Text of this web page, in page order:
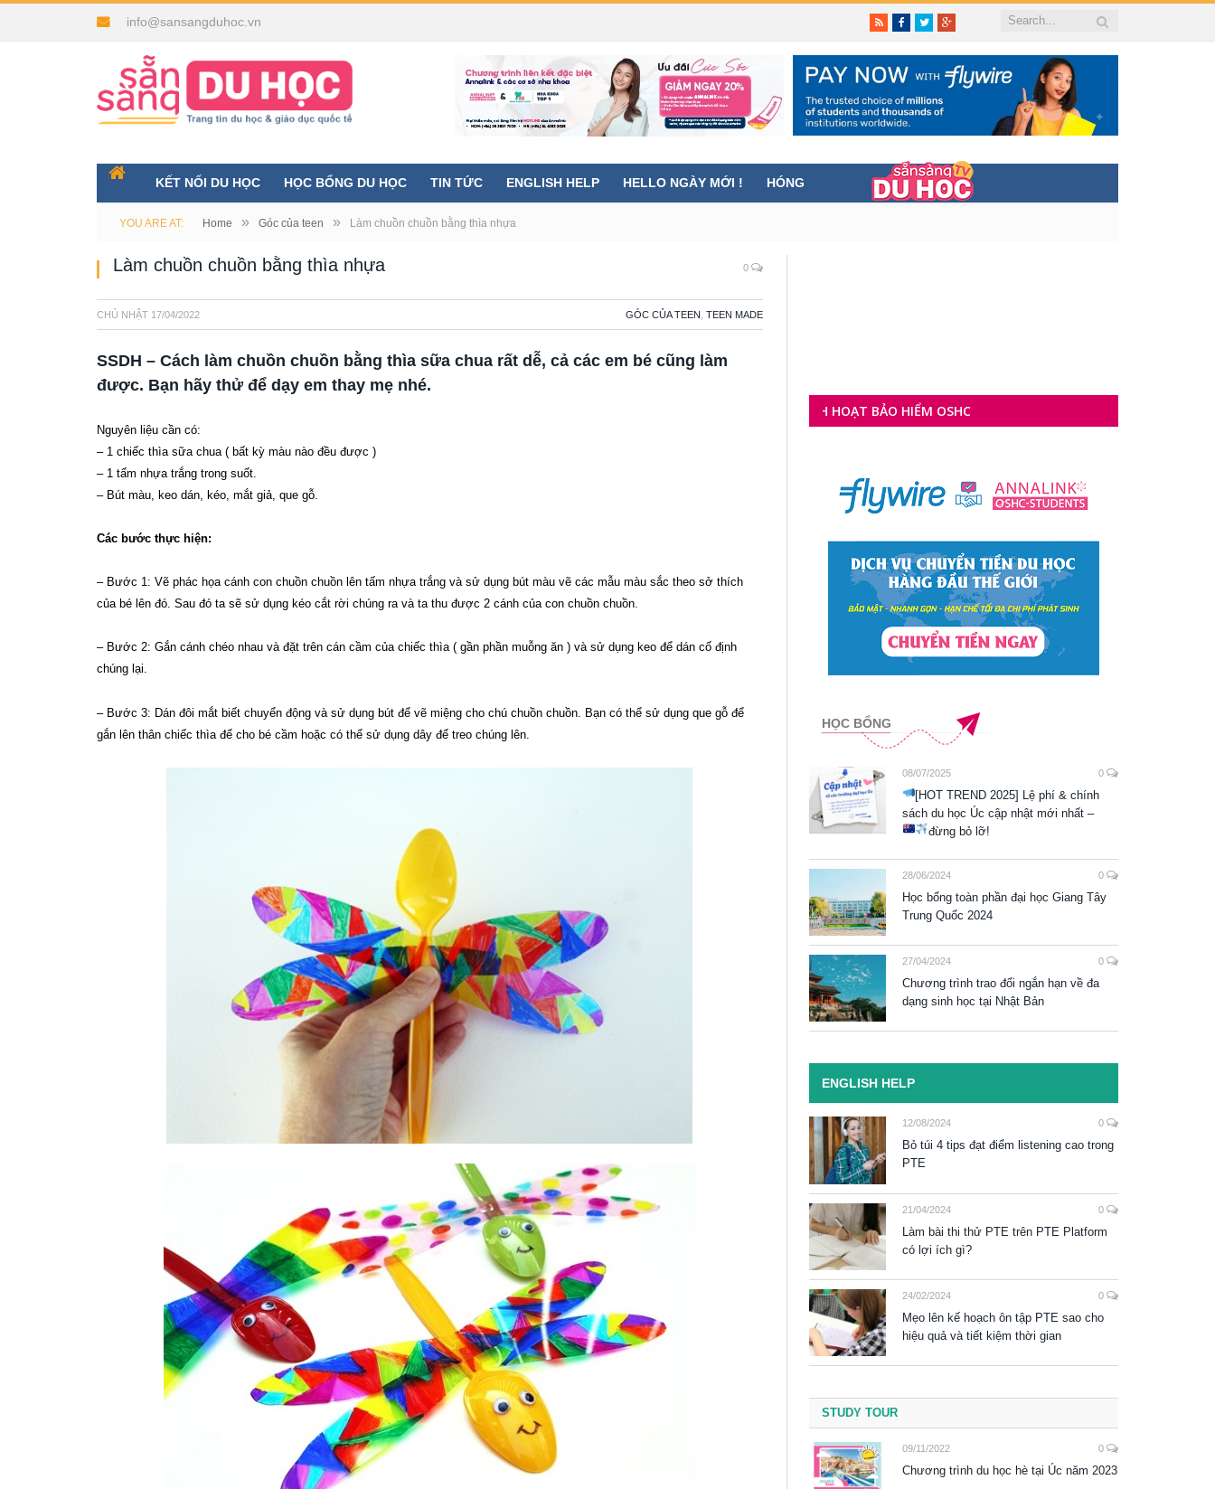
info@sansangduhoc.vn RSSFacebook
TwitterGoogle+
KẾT NỐI DU HỌC HỌC BỔNG DU HỌC TIN TỨC ENGLISH HELP HELLO NGÀY MỚI ! HÓNG
YOU ARE AT: Home » Góc của teen » Làm chuồn chuồn bằng thìa nhựa
Làm chuồn chuồn bằng thìa nhựa 0
CHỦ NHẬT 17/04/2022 GÓC CỦA TEEN TEEN MADE
SSDH – Cách làm chuồn chuồn bằng thìa sữa chua rất dễ, cả các em bé cũng làm
được. Bạn hãy thử để dạy em thay mẹ nhé.
Nguyên liệu cần có:
– 1 chiếc thìa sữa chua ( bất kỳ màu nào đều được )
– 1 tấm nhựa trắng trong suốt.
– Bút màu, keo dán, kéo, mắt giả, que gỗ.
Các bước thực hiện:
– Bước 1: Vẽ phác họa cánh con chuồn chuồn lên tấm nhựa trắng và sử dụng bút màu vẽ các mẫu màu sắc theo sở thích
của bé lên đó. Sau đó ta sẽ sử dụng kéo cắt rời chúng ra và ta thu được 2 cánh của con chuồn chuồn.
– Bước 2: Gắn cánh chéo nhau và đặt trên cán cầm của chiếc thìa ( gần phần muỗng ăn ) và sử dụng keo để dán cố định
chúng lại.
– Bước 3: Dán đôi mắt biết chuyển động và sử dụng bút để vẽ miệng cho chú chuồn chuồn. Bạn có thể sử dụng que gỗ để
gắn lên thân chiếc thìa để cho bé cầm hoặc có thể sử dụng dây để treo chúng lên.
HƯỚNG DẪN DU HỌC SINH ÚC KÍCH HOẠT BẢO HIỂM OSHC
HỌC BỔNG
08/07/2025 0
[HOT TREND 2025] Lệ phí & chính
sách du học Úc cập nhật mới nhất –
đừng bỏ lỡ!
28/06/2024 0
Học bổng toàn phần đại học Giang Tây
Trung Quốc 2024
27/04/2024 0
Chương trình trao đổi ngắn hạn về đa
dạng sinh học tại Nhật Bản
ENGLISH HELP
12/08/2024 0
Bỏ túi 4 tips đạt điểm listening cao trong
PTE
21/04/2024 0
Làm bài thi thử PTE trên PTE Platform
có lợi ích gì?
24/02/2024 0
Mẹo lên kế hoạch ôn tập PTE sao cho
hiệu quả và tiết kiệm thời gian
STUDY TOUR
09/11/2022 0
Chương trình du học hè tại Úc năm 2023